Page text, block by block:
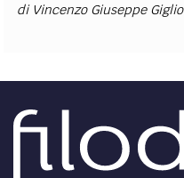
di Vincenzo Giuseppe Giglio